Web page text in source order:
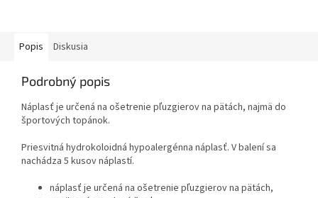
Popis Diskusia
Podrobný popis
Náplasť je určená na ošetrenie pľuzgierov na pätách, najmä do
športových topánok.
Priesvitná hydrokoloidná hypoalergénna náplasť. V balení sa
nachádza 5 kusov náplastí.
náplasť je určená na ošetrenie pľuzgierov na pätách,